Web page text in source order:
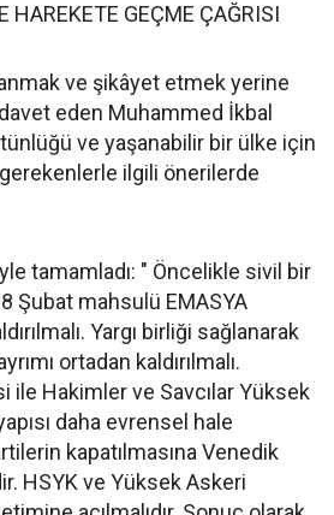
HAREKETE GEÇME ÇAĞRISI
ve şikâyet etmek yerine
eden Muhammed İkbal
ve yaşanabilir bir ülke için
ilgili önerilerde
tamamladı: " Öncelikle sivil bir
Şubat mahsulü EMASYA
Yargı birliği sağlanarak
ortadan kaldırılmalı.
ile Hakimler ve Savcılar Yüksek
daha evrensel hale
kapatılmasına Venedik
HSYK ve Yüksek Askeri